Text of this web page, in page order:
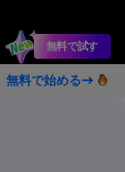
無料で試す
無料で始める→